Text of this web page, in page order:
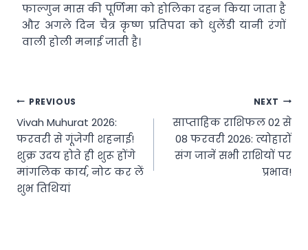
फाल्गुन मास की पूर्णिमा को होलिका दहन किया जाता है
और अगले दिन चैत्र कृष्ण प्रतिपदा को धुलेंडी यानी रंगों
वाली होली मनाई जाती है।
Post
navigation
PREVIOUS
Vivah Muhurat 2026:
फरवरी से गूंजेगी शहनाई!
शुक्र उदय होते ही शुरू होंगे
मांगलिक कार्य, नोट कर लें
शुभ तिथियां
NEXT
साप्ताहिक राशिफल 02 से
08 फरवरी 2026: त्योहारों
संग जानें सभी राशियों पर
प्रभाव!